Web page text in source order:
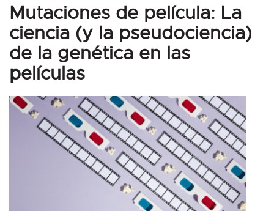
Mutaciones de película: La
ciencia (y la pseudociencia)
de la genética en las
películas